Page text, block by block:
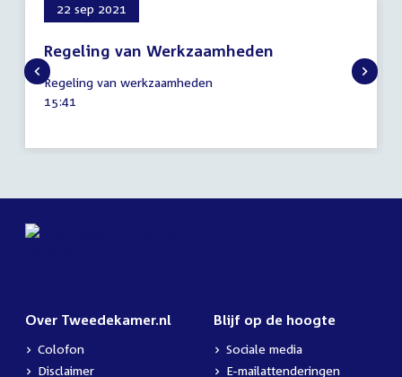
22 sep 2021
Regeling van Werkzaamheden
22
september
2021
Regeling van werkzaamheden
Tijd
15:41
Over Tweedekamer.nl
Colofon
Disclaimer
Blijf op de hoogte
Sociale media
E-mailattenderingen